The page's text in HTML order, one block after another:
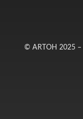
© ARTOH 2025 –